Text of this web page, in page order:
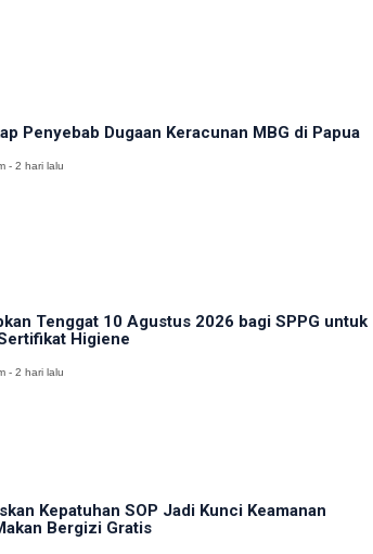
Penyebab Dugaan Keracunan MBG di Papua
- 2 hari lalu
Tenggat 10 Agustus 2026 bagi SPPG untuk
Higiene
- 2 hari lalu
Kepatuhan SOP Jadi Kunci Keamanan
Bergizi Gratis